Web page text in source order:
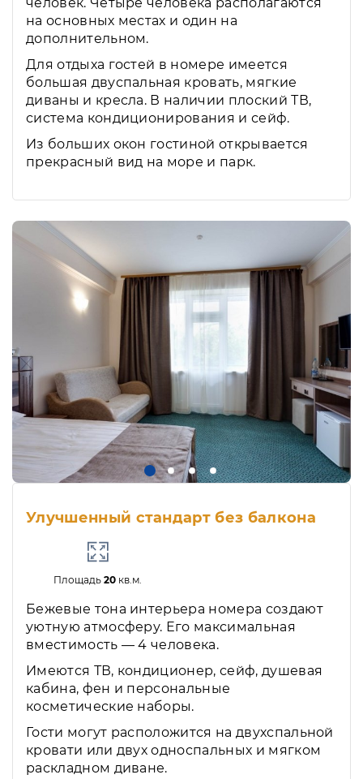
человек. Четыре человека располагаются
на основных местах и один на
дополнительном.
Для отдыха гостей в номере имеется
большая двуспальная кровать, мягкие
диваны и кресла. В наличии плоский ТВ,
система кондиционирования и сейф.
Из больших окон гостиной открывается
прекрасный вид на море и парк.
Улучшенный стандарт без балкона
Площадь20 кв.м.
Бежевые тона интерьера номера создают
уютную атмосферу. Его максимальная
вместимость — 4 человека.
Имеются ТВ, кондиционер, сейф, душевая
кабина, фен и персональные
косметические наборы.
Гости могут расположится на двухспальной
кровати или двух односпальных и мягком
раскладном диване.